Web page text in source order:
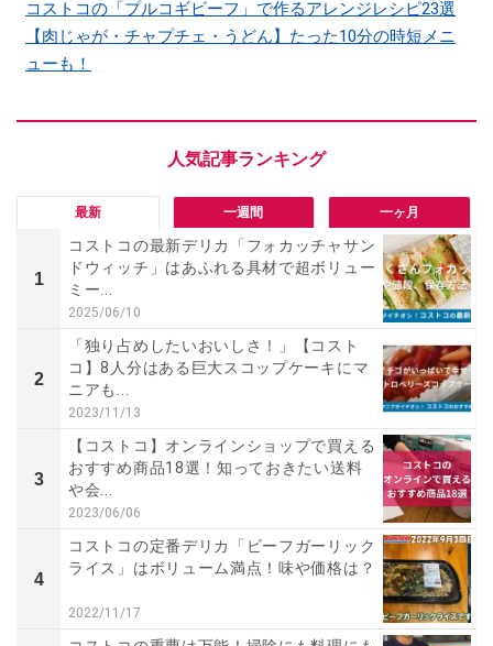
コストコの「プルコギビーフ」で作るアレンジレシピ23選
【肉じゃが・チャプチェ・うどん】たった10分の時短メニ
ューも！
最新 一週間 一ヶ月
1
コストコの最新デリカ「フォカッチャサン
ドウィッチ」はあふれる具材で超ボリュー
ミー...
2025/06/10
2
「独り占めしたいおいしさ！」【コスト
コ】8人分はある巨大スコップケーキにマ
ニアも...
2023/11/13
3
【コストコ】オンラインショップで買える
おすすめ商品18選！知っておきたい送料
や会...
2023/06/06
4
コストコの定番デリカ「ビーフガーリック
ライス」はボリューム満点！味や価格は？
2022/11/17